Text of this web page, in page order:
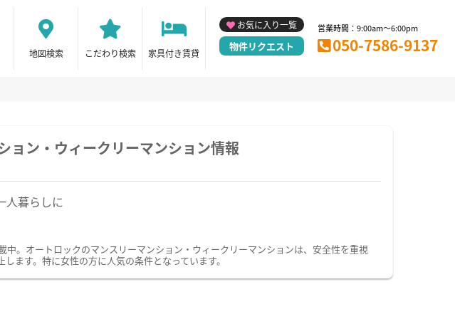
地図検索 こだわり検索 家具付き賃貸
お気に入り一覧
物件リクエスト
営業時間：9:00am～6:00pm
050-7586-9137
ョン・ウィークリーマンション情報
人暮らしに
。オートロックのマンスリーマンション・ウィークリーマンションは、安全性を重視
ます。特に女性の方に人気の条件となっています。